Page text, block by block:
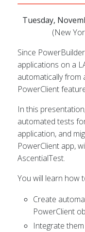
Tuesday,
(New
Since
applications on a
automatically from
PowerClient
In this
automated tests
application, and
PowerClient app,
AscentialTest.
You will learn how
Create
PowerClient
Integrate